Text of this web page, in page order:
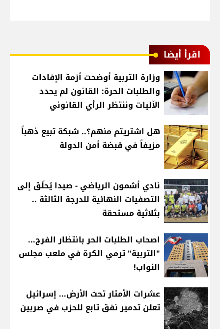
اقرأ أيضا
وزارة التربية أوضحت أزمة الإفادات
والطلبات الحرة: القانون لم يحدد
الآليات وننتظر الرأي القانوني
هل اشتريتم منهم؟.. شبكة تبيع ذهباً
مزيفاً في قبضة أمن الدولة
نادي أشمون الرياضي - صيدا يُحلّق إلى
التصفيات النهائية للدرجة الثالثة ..
بثلاثية مستحقة
اصحاب الطلبات الحر بانتظار الفرج...
"التربية" ترمي الكرة في ملعب مجلس
النواب!
عشرات الأمتار تحت الأرض... إسرائيل
تعلن تدمير نفق تابع للحزب في صربين